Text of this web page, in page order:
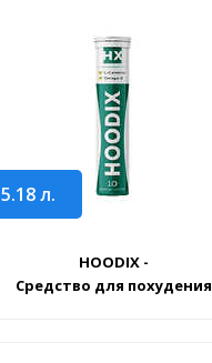
5.18л.
HOODIX -
Средство для похудения